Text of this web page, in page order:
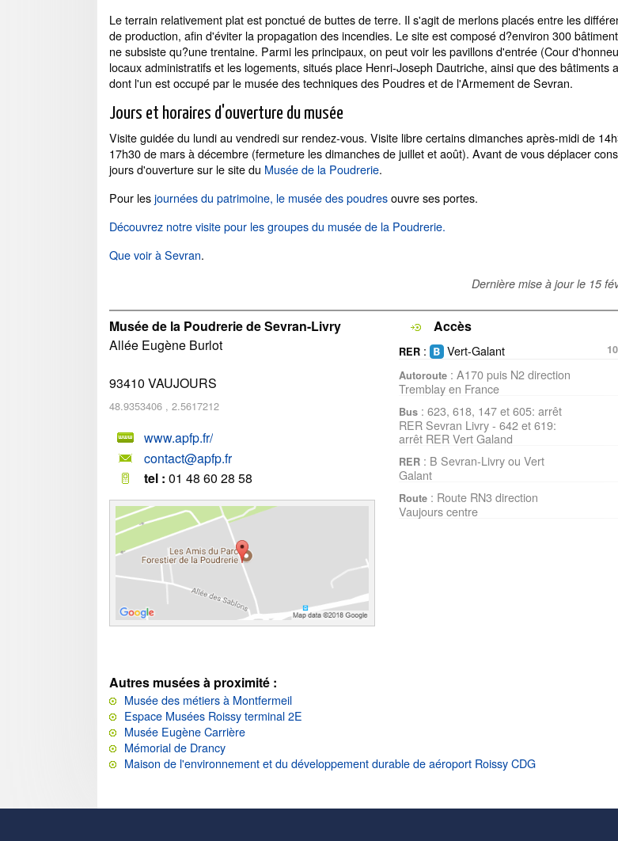
Le terrain relativement plat est ponctué de buttes de terre. Il s'agit de merlons placés entre les
de production, afin d'éviter la propagation des incendies. Le site est composé d?environ 300
ne subsiste qu?une trentaine. Parmi les principaux, on peut voir les pavillons d'entrée (Cour
locaux administratifs et les logements, situés place Henri-Joseph Dautriche, ainsi que des bâtiments
dont l'un est occupé par le musée des techniques des Poudres et de l'Armement de Sevran.
Jours et horaires d'ouverture du musée
Visite guidée du lundi au vendredi sur rendez-vous. Visite libre certains dimanches après-midi de
17h30 de mars à décembre (fermeture les dimanches de juillet et août). Avant de vous déplacer
jours d'ouverture sur le site du Musée de la Poudrerie.
Pour lesjournées du patrimoine, le musée des poudresouvre ses portes.
Découvrez notre visite pour les groupes du musée de la Poudrerie.
Que voir à Sevran.
Dernière mise à jour le 15
Musée de la Poudrerie de Sevran-Livry
Allée Eugène Burlot
93410 VAUJOURS
48.9353406 , 2.5617212
www.apfp.fr/
contact@apfp.fr
tel : 01 48 60 28 58
Accès
RER : Vert-Galant
Autoroute : A170 puis N2 direction
Tremblay en France
Bus : 623, 618, 147 et 605: arrêt
RER Sevran Livry - 642 et 619:
arrêt RER Vert Galand
RER : B Sevran-Livry ou Vert
Galant
Route : Route RN3 direction
Vaujours centre
Autres musées à proximité :
Musée des métiers à Montfermeil
Espace Musées Roissy terminal 2E
Musée Eugène Carrière
Mémorial de Drancy
Maison de l'environnement et du développement durable de aéroport Roissy CDG